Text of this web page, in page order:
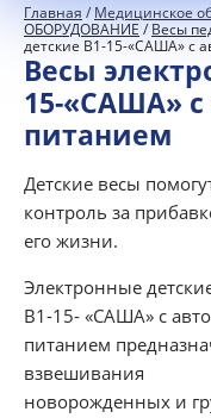
Главная /Медицинское
ОБОРУДОВАНИЕ /Весы
детские В1-15-«САША» с
Весы
15-«САША»
питанием
Детские весы
контроль за
его жизни.
Электронные
В1-15- «САША» с
питанием
взвешивания
новорожденных и